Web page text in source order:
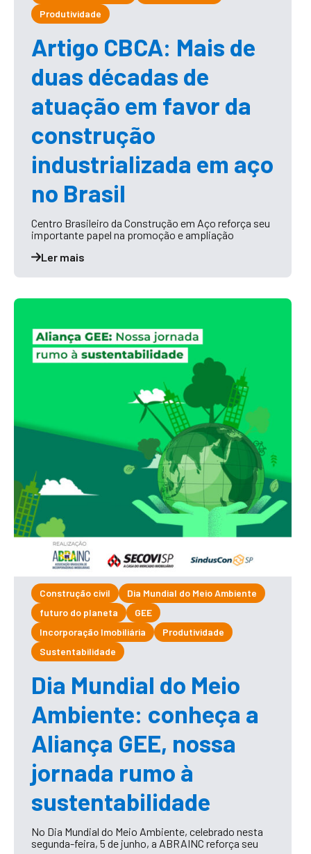
Produtividade
Artigo CBCA: Mais de
duas décadas de
atuação em favor da
construção
industrializada em aço
no Brasil
Centro Brasileiro da Construção em Aço reforça seu
importante papel na promoção e ampliação
Ler mais
Construção civil
Dia Mundial do Meio Ambiente
futuro do planeta
GEE
Incorporação Imobiliária
Produtividade
Sustentabilidade
Dia Mundial do Meio
Ambiente: conheça a
Aliança GEE, nossa
jornada rumo à
sustentabilidade
No Dia Mundial do Meio Ambiente, celebrado nesta
segunda-feira, 5 de junho, a ABRAINC reforça seu